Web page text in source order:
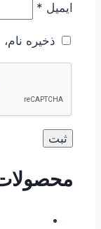
ایمیل *
ذخیره